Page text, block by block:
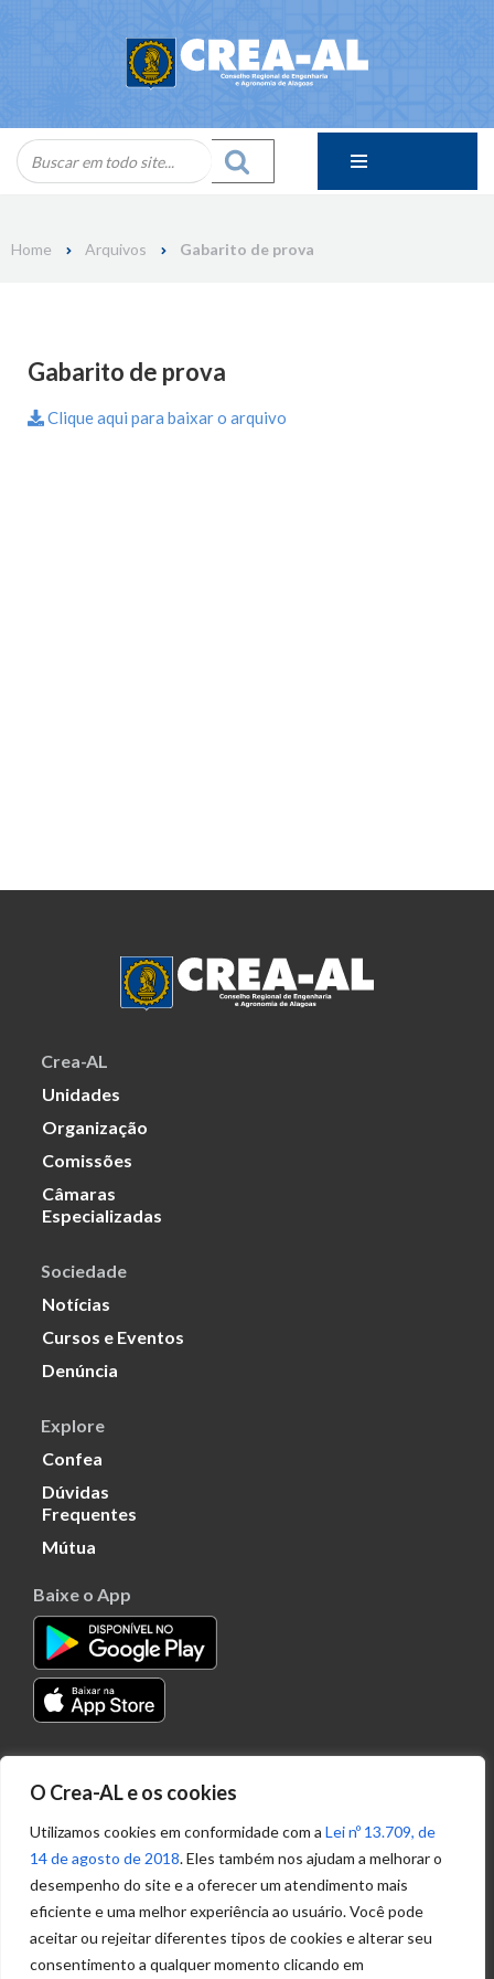
O Crea-AL e os cookies
Utilizamos cookies em conformidade com a Lei nº 13.709, de
14 de agosto de 2018. Eles também nos ajudam a melhorar o
desempenho do site e a oferecer um atendimento mais
eficiente e uma melhor experiência ao usuário. Você pode
aceitar ou rejeitar diferentes tipos de cookies e alterar seu
consentimento a qualquer momento clicando em
Home Arquivos Gabarito de prova
Gabarito de prova
Clique aqui para baixar o arquivo
Crea-AL
Unidades
Organização
Comissões
Câmaras
Especializadas
Sociedade
Notícias
Cursos e Eventos
Denúncia
Explore
Confea
Dúvidas
Frequentes
Mútua
Baixe o App
Transparência
Portal
Acesso à
Informação
Política de
Privacidade de